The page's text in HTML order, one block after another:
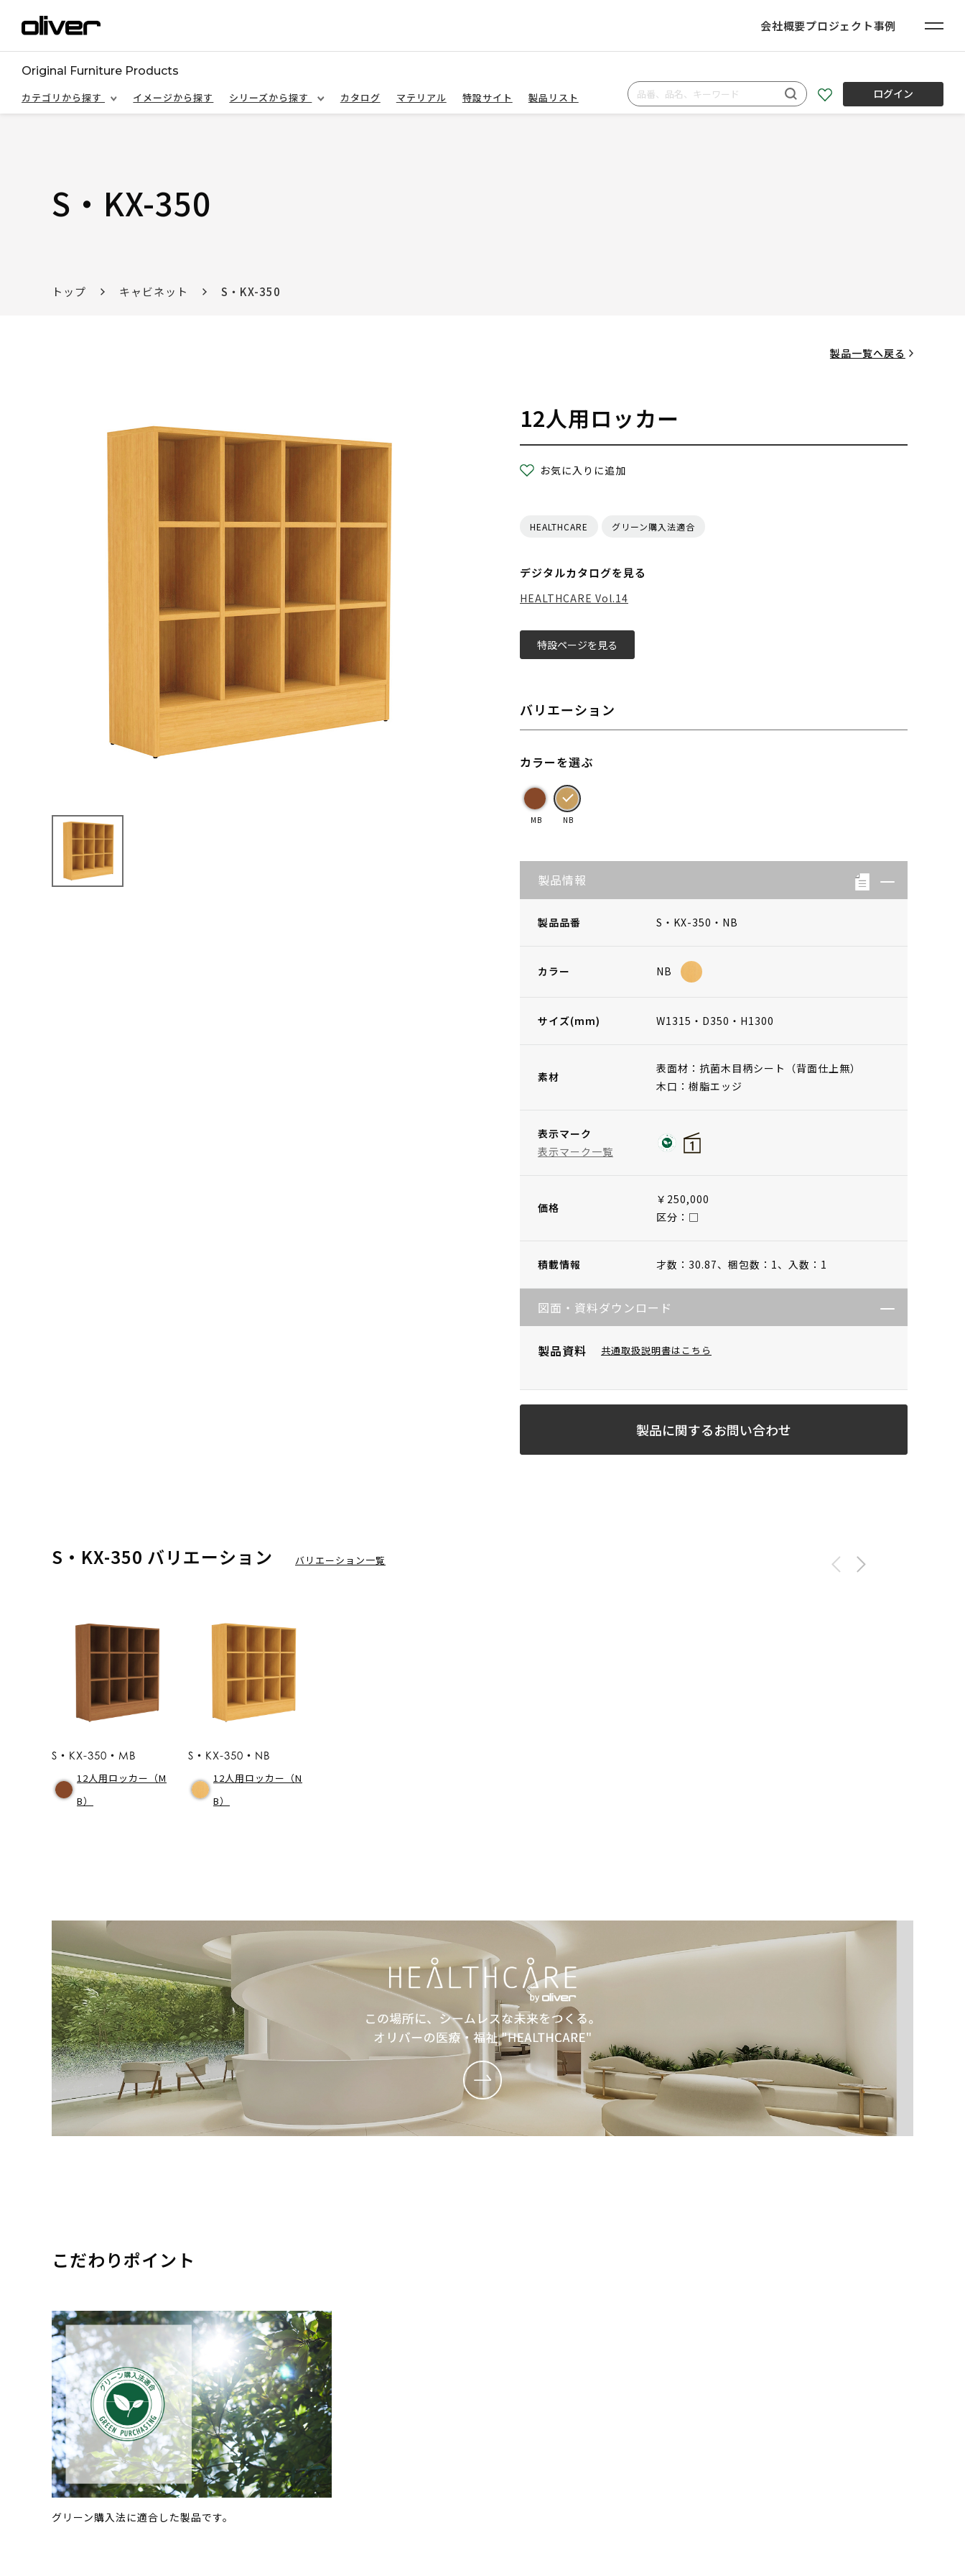
会社概要プロジェクト事例
Original Furniture Products
カテゴリから探す
イメージから探す シリーズから探す カタログ マテリアル 特設サイト 製品リスト ログイン
S・KX-350
トップ キャビネット S・KX-350
製品一覧へ戻る
12人用ロッカー
お気に入りに追加
HEALTHCARE グリーン購入法適合
デジタルカタログを見る
HEALTHCARE Vol.14
特設ページを見る
バリエーション
カラーを選ぶ
MB NB
製品情報
製品品番 S・KX-350・NB
カラー NB
サイズ(mm) W1315・D350・H1300
素材
表面材：抗菌木目柄シート（背面仕上無）
木口：樹脂エッジ
表示マーク
表示マーク一覧
価格
￥250,000
区分：□
積載情報 才数：30.87、 梱包数：1、 入数：1
図面・資料ダウンロード
製品資料 共通取扱説明書はこちら
製品に関するお問い合わせ
S・KX-350 バリエーション バリエーション一覧
S・KX-350・MB
12人用ロッカー（M
B）
S・KX-350・NB
12人用ロッカー（N
B）
こだわりポイント
グリーン購入法に適合した製品です。